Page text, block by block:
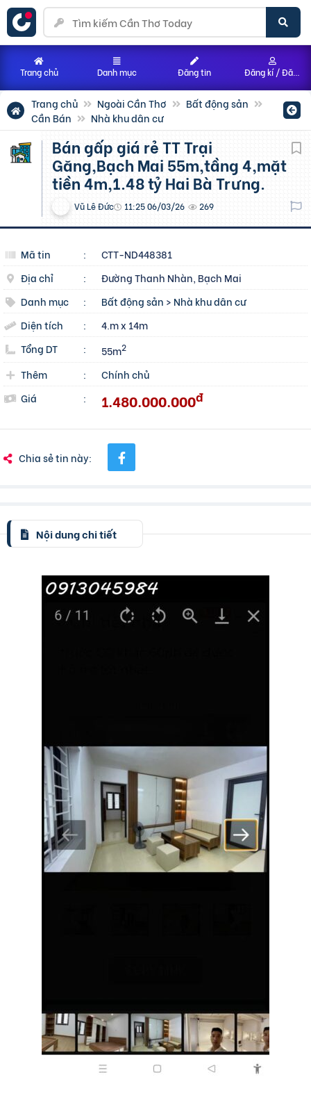
Trang chủ Ngoài Cần Thơ
Bất động sản
Cần Bán
Nhà khu dân cư
Bán gấp giá rẻ TT Trại
Găng,Bạch Mai 55m,tầng 4,mặt
tiền 4m,1.48 tỷ Hai Bà Trưng.
Vũ Lê Đức 11:25 06/03/26 269
Mã tin :
CTT-ND448381
Địa chỉ
:
Đường Thanh Nhàn, Bạch Mai
Danh mục
: Bất động sản > Nhà khu dân cư
Diện tích
:
4.m x 14m
Tổng DT
: 55m2
Thêm :
Chính chủ
Giá
: 1.480.000.000đ
Chia sẻ tin này:
Nội dung chi tiết
Trang chủ Danh mục Đăng tin